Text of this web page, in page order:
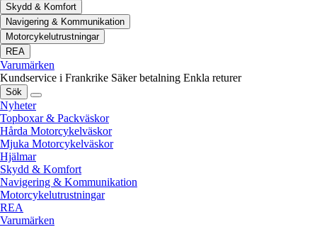
Skydd & Komfort
Navigering & Kommunikation
Motorcykelutrustningar
REA
Varumärken
Kundservice i Frankrike Säker betalning Enkla returer
Sök
Nyheter
Topboxar & Packväskor
Hårda Motorcykelväskor
Mjuka Motorcykelväskor
Hjälmar
Skydd & Komfort
Navigering & Kommunikation
Motorcykelutrustningar
REA
Varumärken